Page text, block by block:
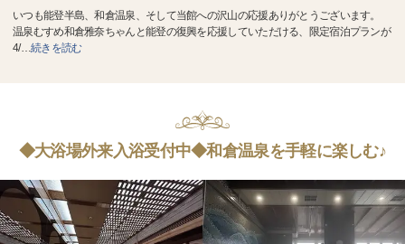
いつも能登半島、和倉温泉、そして当館への沢山の応援ありがとうございます。
温泉むすめ和倉雅奈ちゃんと能登の復興を応援していただける、限定宿泊プランが
4/…続きを読む
◆大浴場外来入浴受付中◆和倉温泉を手軽に楽しむ♪